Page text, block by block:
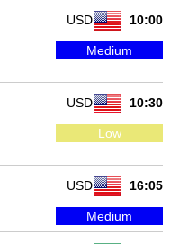
10:00
USD
Medium
10:30
USD
Low
16:05
USD
Medium